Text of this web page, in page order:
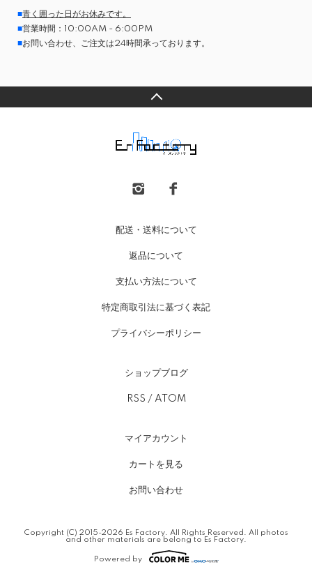
■青く囲った日がお休みです。
■営業時間：10:00AM - 6:00PM
■お問い合わせ、ご注文は24時間承っております。
配送・送料について
返品について
支払い方法について
特定商取引法に基づく表記
プライバシーポリシー
ショップブログ
RSS / ATOM
マイアカウント
カートを見る
お問い合わせ
Copyright (C) 2015-2026 Es Factory. All Rights Reserved. All photos
and other materials are belong to Es Factory.
Powered by